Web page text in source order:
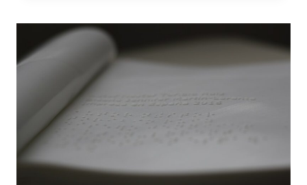
GRANICĄ
–
JAK
GDZIE